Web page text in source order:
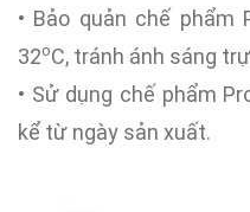
• Bảo quản chế phẩm
32oC, tránh ánh sáng
• Sử dụng chế phẩm
kể từ ngày sản xuất.